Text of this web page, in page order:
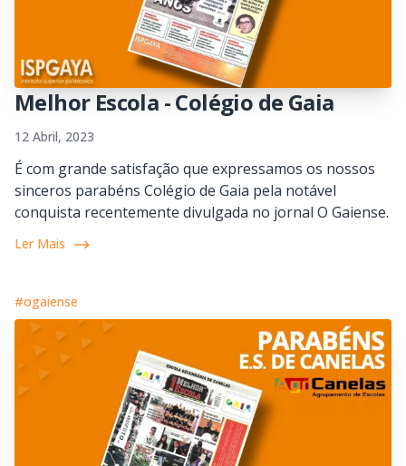
Melhor Escola - Colégio de Gaia
12 Abril, 2023
É com grande satisfação que expressamos os nossos
sinceros parabéns Colégio de Gaia pela notável
conquista recentemente divulgada no jornal O Gaiense.
Ler Mais
#ogaiense